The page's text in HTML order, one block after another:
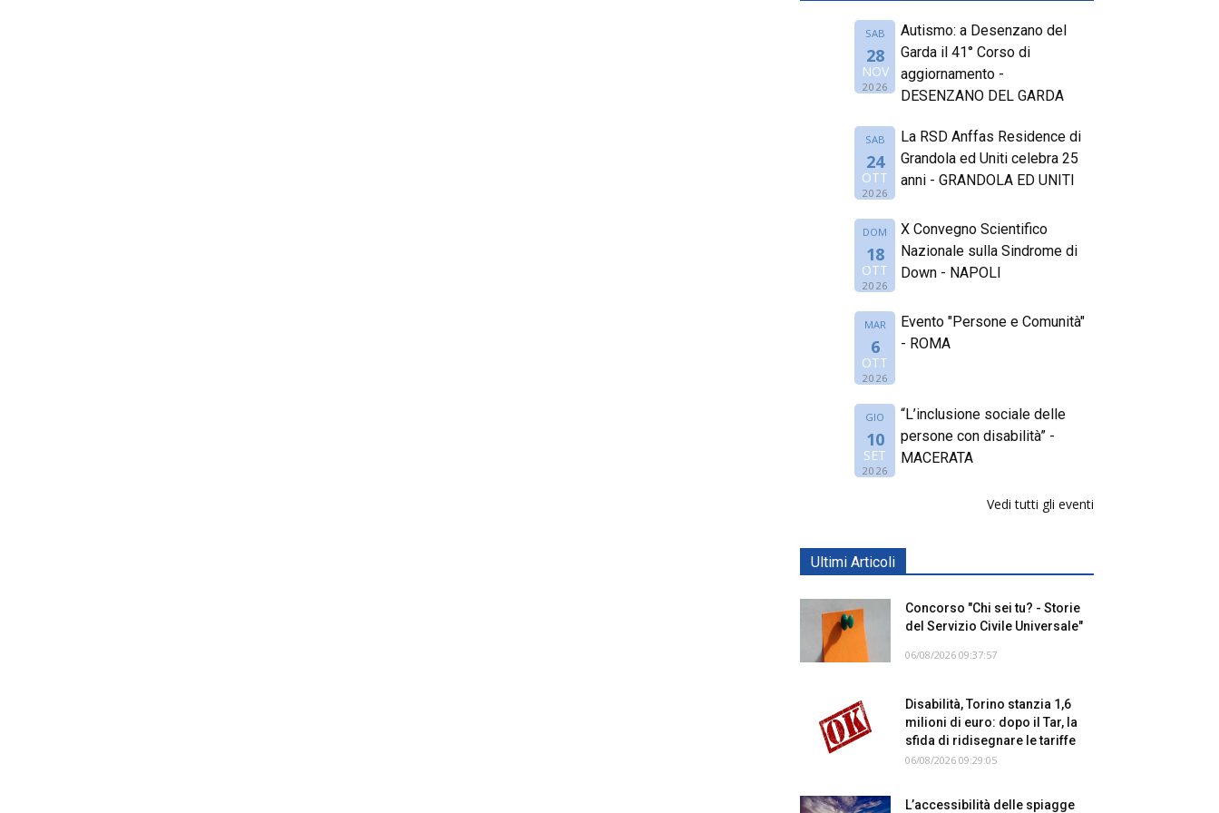
SAB
28
NOV
2026
Autismo: a Desenzano del
Garda il 41° Corso di
aggiornamento -
DESENZANO DEL GARDA
SAB
24
OTT
2026
La RSD Anffas Residence di
Grandola ed Uniti celebra 25
anni - GRANDOLA ED UNITI
DOM
18
OTT
2026
X Convegno Scientifico
Nazionale sulla Sindrome di
Down - NAPOLI
MAR
6
OTT
2026
Evento "Persone e Comunità"
- ROMA
GIO
10
SET
2026
“L’inclusione sociale delle
persone con disabilità” -
MACERATA
Vedi tutti gli eventi
Ultimi Articoli
Concorso "Chi sei tu? - Storie
del Servizio Civile Universale"
06/08/2026 09:37:57
Disabilità, Torino stanzia 1,6
milioni di euro: dopo il Tar, la
sfida di ridisegnare le tariffe
06/08/2026 09:29:05
L’accessibilità delle spiagge